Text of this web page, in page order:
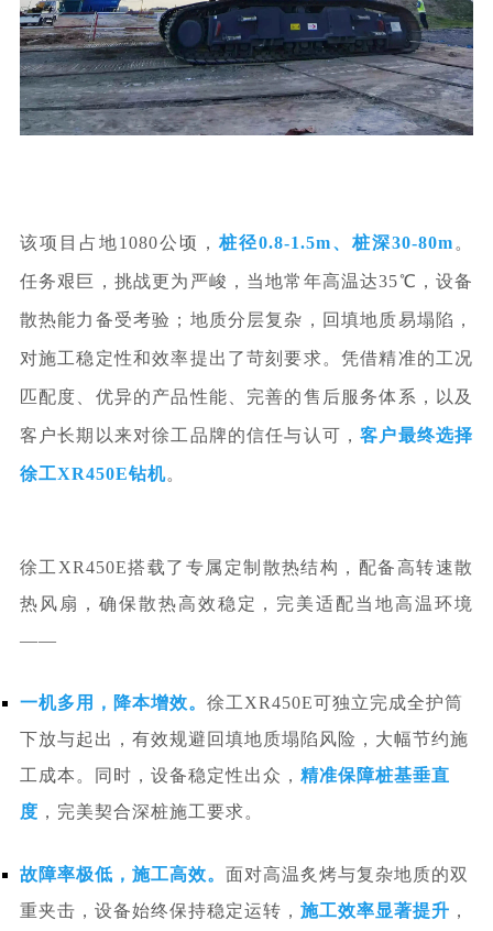
该项目占地1080公顷，桩径0.8-1.5m、桩深30-80m 。
任务艰巨，挑战更为严峻，当地常年高温达35℃，设备
散热能力备受考验；地质分层复杂，回填地质易塌陷，
对施工稳定性和效率提出了苛刻要求。凭借精准的工况
匹配度、优异的产品性能、完善的售后服务体系，以及
客户长期以来对徐工品牌的信任与认可，客户最终选择
徐工XR450E钻机。
徐工XR450E搭载了专属定制散热结构，配备高转速散
热风扇，确保散热高效稳定，完美适配当地高温环境
——
一机多用，降本增效。 徐工 XR450E可独立完成全护筒
下放与起出，有效规避回填地质塌陷风险，大幅节约施
工成本。同时，设备稳定性出众， 精准保障桩基垂直
度 ，完美契合深桩施工要求。
故障率极低，施工高效。 面对高温炙烤与复杂地质的双
重夹击，设备始终保持稳定运转， 施工效率显著提升 ，